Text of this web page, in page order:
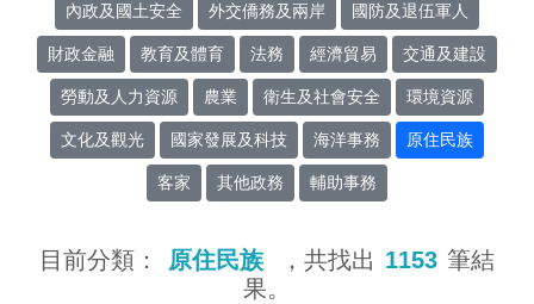
內政及國土安全 外交僑務及兩岸 國防及退伍軍人
財政金融 教育及體育 法務 經濟貿易 交通及建設
勞動及人力資源 農業 衛生及社會安全 環境資源
文化及觀光 國家發展及科技 海洋事務 原住民族
客家 其他政務 輔助事務
目前分類： 原住民族 ，共找出 1153 筆結
果。